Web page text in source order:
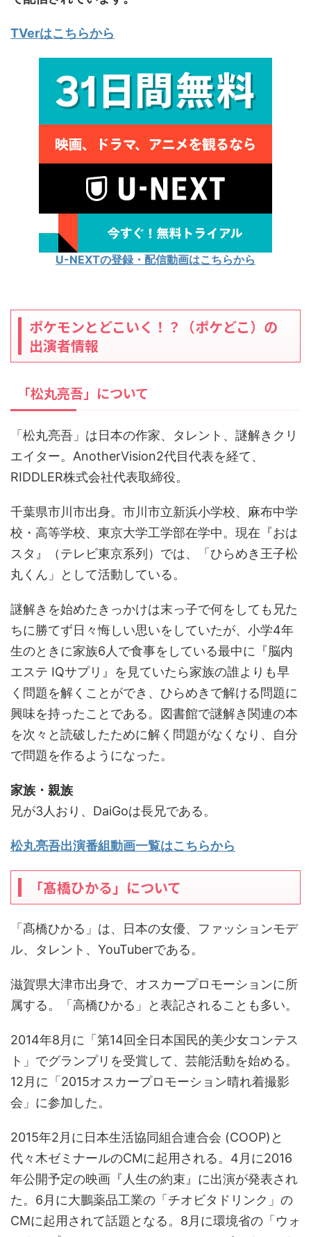
TVerはこちらから
U-NEXTの登録・配信動画はこちらから
ポケモンとどこいく！？（ポケどこ）の
出演者情報
「松丸亮吾」について
「松丸亮吾」は日本の作家、タレント、謎解きクリ
エイター。AnotherVision2代目代表を経て、
RIDDLER株式会社代表取締役。
千葉県市川市出身。市川市立新浜小学校、麻布中学
校・高等学校、東京大学工学部在学中。現在『おは
スタ』（テレビ東京系列）では、「ひらめき王子松
丸くん」として活動している。
謎解きを始めたきっかけは末っ子で何をしても兄た
ちに勝てず日々悔しい思いをしていたが、小学4年
生のときに家族6人で食事をしている最中に『脳内
エステ IQサプリ』を見ていたら家族の誰よりも早
く問題を解くことができ、ひらめきで解ける問題に
興味を持ったことである。図書館で謎解き関連の本
を次々と読破したために解く問題がなくなり、自分
で問題を作るようになった。
家族・親族
兄が3人おり、DaiGoは長兄である。
松丸亮吾出演番組動画一覧はこちらから
「髙橋ひかる」について
「髙橋ひかる」は、日本の女優、ファッションモデ
ル、タレント、YouTuberである。
滋賀県大津市出身で、オスカープロモーションに所
属する。「高橋ひかる」と表記されることも多い。
2014年8月に「第14回全日本国民的美少女コンテス
ト」でグランプリを受賞して、芸能活動を始める。
12月に「2015オスカープロモーション晴れ着撮影
会」に参加した。
2015年2月に日本生活協同組合連合会 (COOP)と
代々木ゼミナールのCMに起用される。4月に2016
年公開予定の映画『人生の約束』に出演が発表され
た。6月に大鵬薬品工業の「チオビタドリンク」の
CMに起用されて話題となる。8月に環境省の「ウォ